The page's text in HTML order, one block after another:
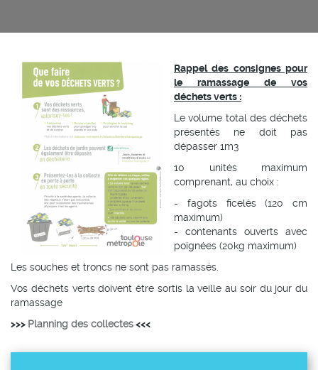
Rappel des consignes pour
le ramassage de vos
déchets verts :
Le volume total des déchets
présentés ne doit pas
dépasser 1m3
10 unités maximum
comprenant, au choix :
- fagots ficelés (120 cm
maximum)
- contenants ouverts avec
poignées (20kg maximum)
Les souches et troncs ne sont pas ramassés.
Vos déchets verts doivent être sortis la veille au soir du jour du
ramassage
>>> Planning des collectes<<<